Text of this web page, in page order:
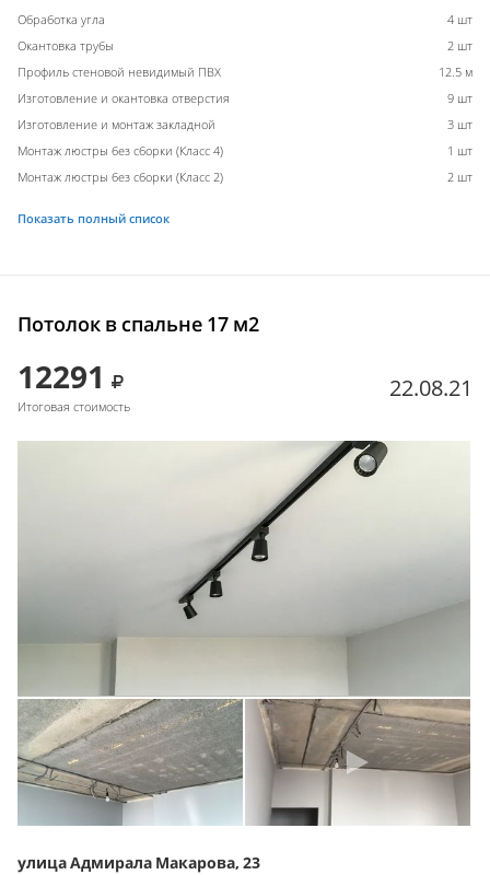
Обработка угла
4 шт
Окантовка трубы
2 шт
Профиль стеновой невидимый ПВХ
12.5 м
Изготовление и окантовка отверстия
9 шт
Изготовление и монтаж закладной
3 шт
Монтаж люстры без сборки (Класс 4)
1 шт
Монтаж люстры без сборки (Класс 2)
2 шт
Показать полный список
Потолок в спальне 17 м2
12291
Итоговая стоимость
22.08.21
улица Адмирала Макарова, 23